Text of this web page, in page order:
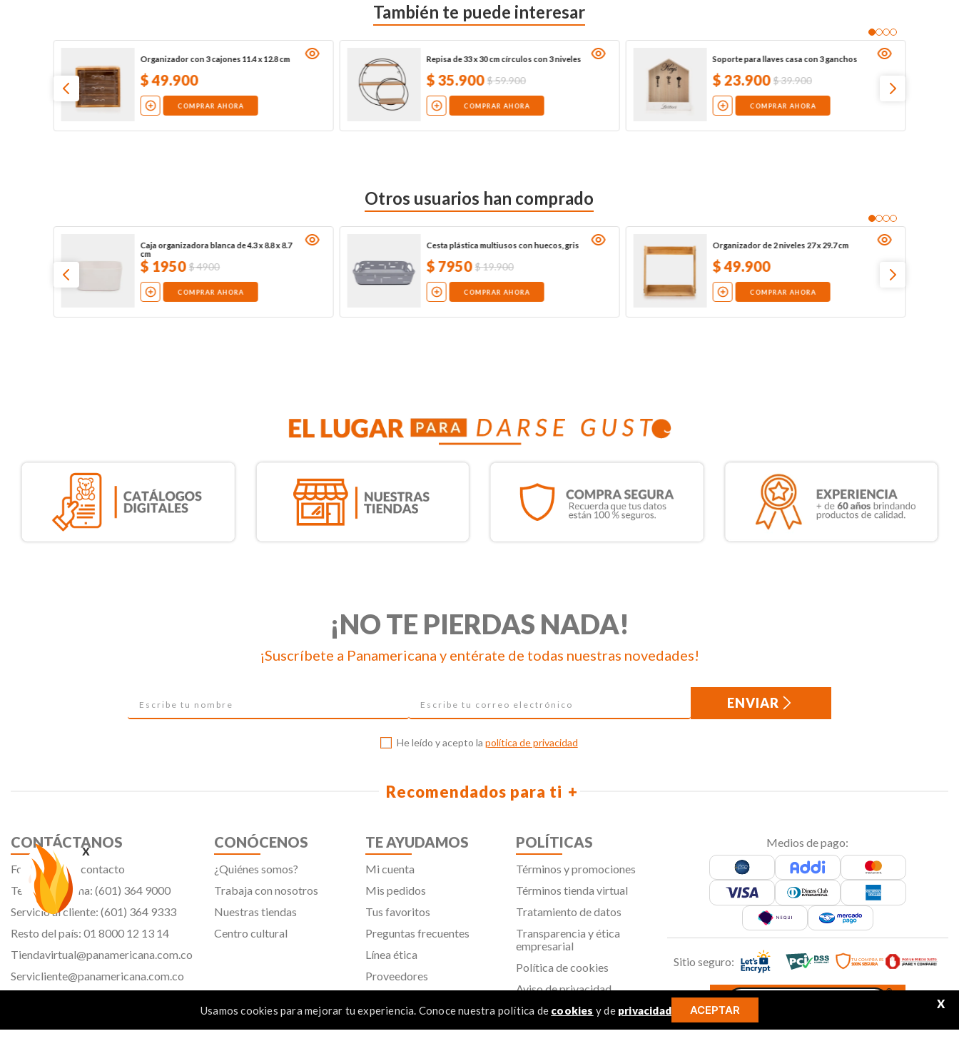
x
Usamos cookies para mejorar tu experiencia. Conoce nuestra política de cookies y de privacidad ACEPTAR X
También te puede interesar
Organizador con 3 cajones 11.4 x 12.8 cm
$49.900
COMPRAR AHORA
Repisa de 33 x 30 cm círculos con 3 niveles
$35.900 $59.900
COMPRAR AHORA
Soporte para llaves casa con 3 ganchos
$23.900 $39.900
COMPRAR AHORA
Otros usuarios han comprado
Caja organizadora blanca de 4.3 x 8.8 x 8.7
cm
$ 1950 $4900
COMPRAR AHORA
Cesta plástica multiusos con huecos, gris
$7950 $19.900
COMPRAR AHORA
Organizador de 2 niveles 27 x 29.7 cm
$49.900
COMPRAR AHORA
¡NO TE PIERDAS NADA!
¡Suscríbete a Panamericana y entérate de todas nuestras novedades!
ENVIAR
He leído y acepto la política de privacidad
Recomendados para ti
CONTÁCTANOS
Formulario de contacto
Teléfono oficina: (601) 364 9000
Servicio al cliente: (601) 364 9333
Resto del país: 01 8000 12 13 14
Tiendavirtual@panamericana.com.co
Servicliente@panamericana.com.co
CONÓCENOS
¿Quiénes somos?
Trabaja con nosotros
Nuestras tiendas
Centro cultural
TE AYUDAMOS
Mi cuenta
Mis pedidos
Tus favoritos
Preguntas frecuentes
Línea ética
Proveedores
POLÍTICAS
Términos y promociones
Términos tienda virtual
Tratamiento de datos
Transparencia y ética
empresarial
Política de cookies
Aviso de privacidad
SIC
Medios de pago:
Sitio seguro: